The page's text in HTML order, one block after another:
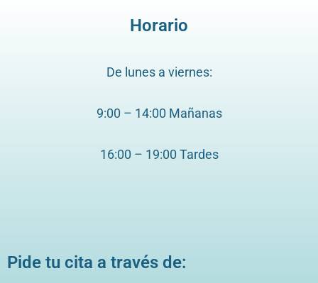
Horario
De lunes a viernes:
9:00 – 14:00 Mañanas
16:00 – 19:00 Tardes
Pide tu cita a través de: